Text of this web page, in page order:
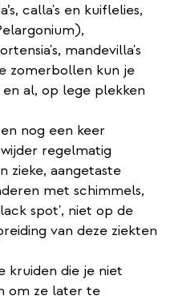
calla's en kuiflelies,
mandevilla's
zomerbollen kun je
al, op lege plekken
nog een keer
regelmatig
zieke, aangetaste
met schimmels,
spot', niet op de
van deze ziekten
kruiden die je niet
om ze later te